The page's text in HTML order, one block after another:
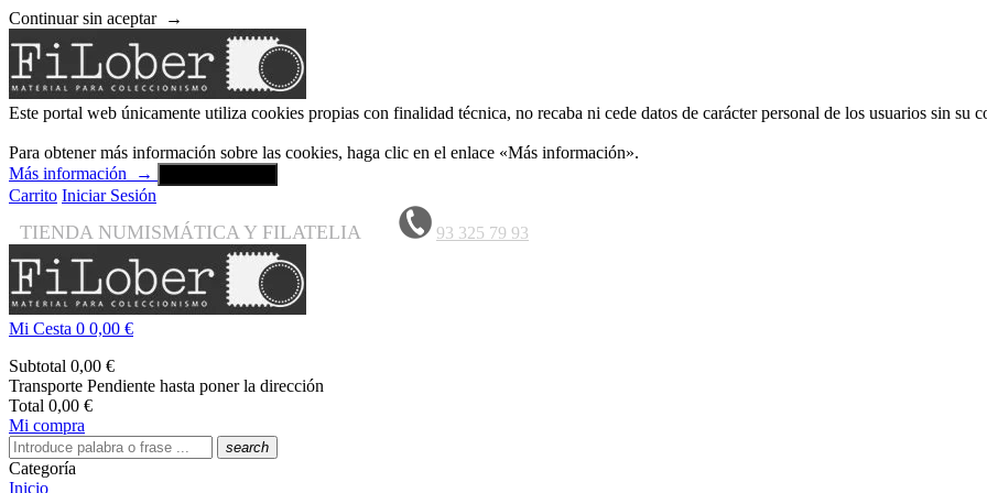
Continuar sin aceptar →
Este portal web únicamente utiliza cookies propias con finalidad técnica, no recaba ni cede datos de carácter personal de los usuarios sin su
Para obtener más información sobre las cookies, haga clic en el enlace «Más información».
Más información
→
Carrito Iniciar Sesión
TIENDA NUMISMÁTICA Y FILATELIA 93 325 79 93
Mi Cesta 0 0,00 €
Subtotal 0,00 €
Transporte Pendiente hasta poner la dirección
Total 0,00 €
Mi compra
search
Categoría
Inicio